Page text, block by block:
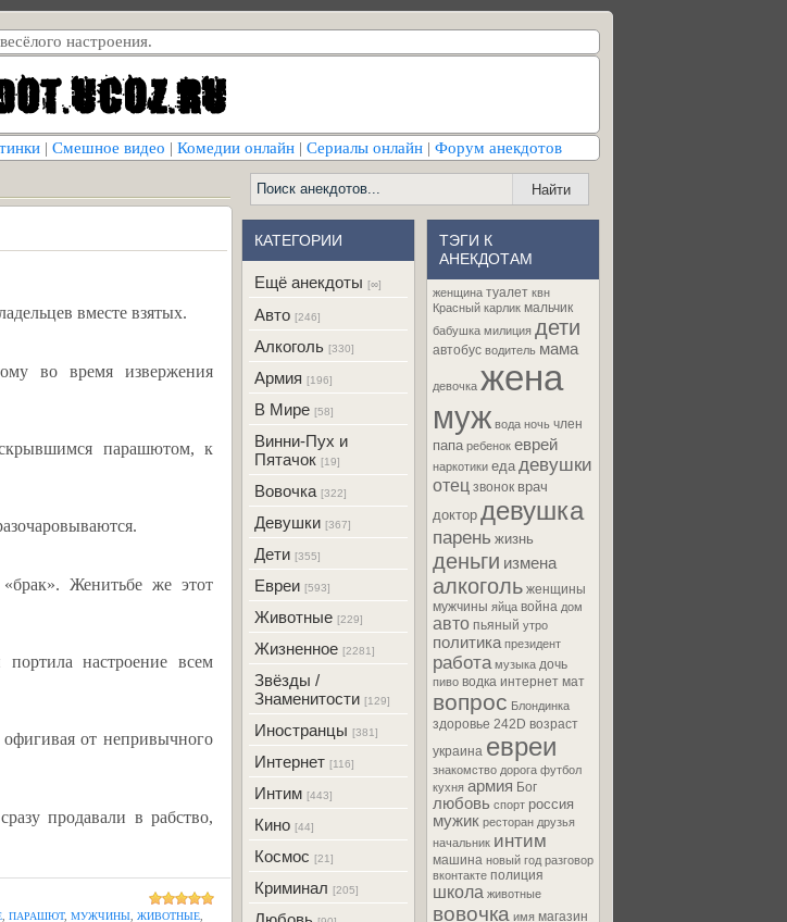
настроения.
| Смешное видео | Комедии онлайн | Сериалы онлайн | Форум анекдотов
вместе взятых.
во время извержения
парашютом, к
Женитьбе же этот
настроение всем
от непривычного
продавали в рабство,
ПАРАШЮТ, МУЖЧИНЫ ЖИВОТНЫЕ
КАТЕГОРИИ
Ещё анекдоты [∞]
Авто [246]
Алкоголь [330]
Армия [196]
В Мире [58]
Винни-Пух и
Пятачок [19]
Вовочка [322]
Девушки [367]
Дети [355]
Евреи [593]
Животные [229]
Жизненное [2281]
Звёзды /
Знаменитости [129]
Иностранцы [381]
Интернет [116]
Интим [443]
Кино [44]
Космос [21]
Криминал [205]
ТЭГИ К
АНЕКДОТАМ
женщина туалет квн
Красный карлик мальчик
бабушка милиция дети
автобус водитель мама
девочка жена
муж вода ночь член
папа ребенок еврей
наркотики еда девушки
отец звонок врач
доктор девушка
парень жизнь
деньги измена
алкоголь женщины
мужчины яйца война дом
авто пьяный утро
политика президент
работа музыка дочь
пиво водка интернет мат
вопрос Блондинка
здоровье 242D возраст
украина евреи
знакомство дорога футбол
кухня армия Бог
любовь спорт россия
мужик ресторан друзья
начальник интим
машина новый год разговор
вконтакте полиция
школа животные
вовочка имя магазин